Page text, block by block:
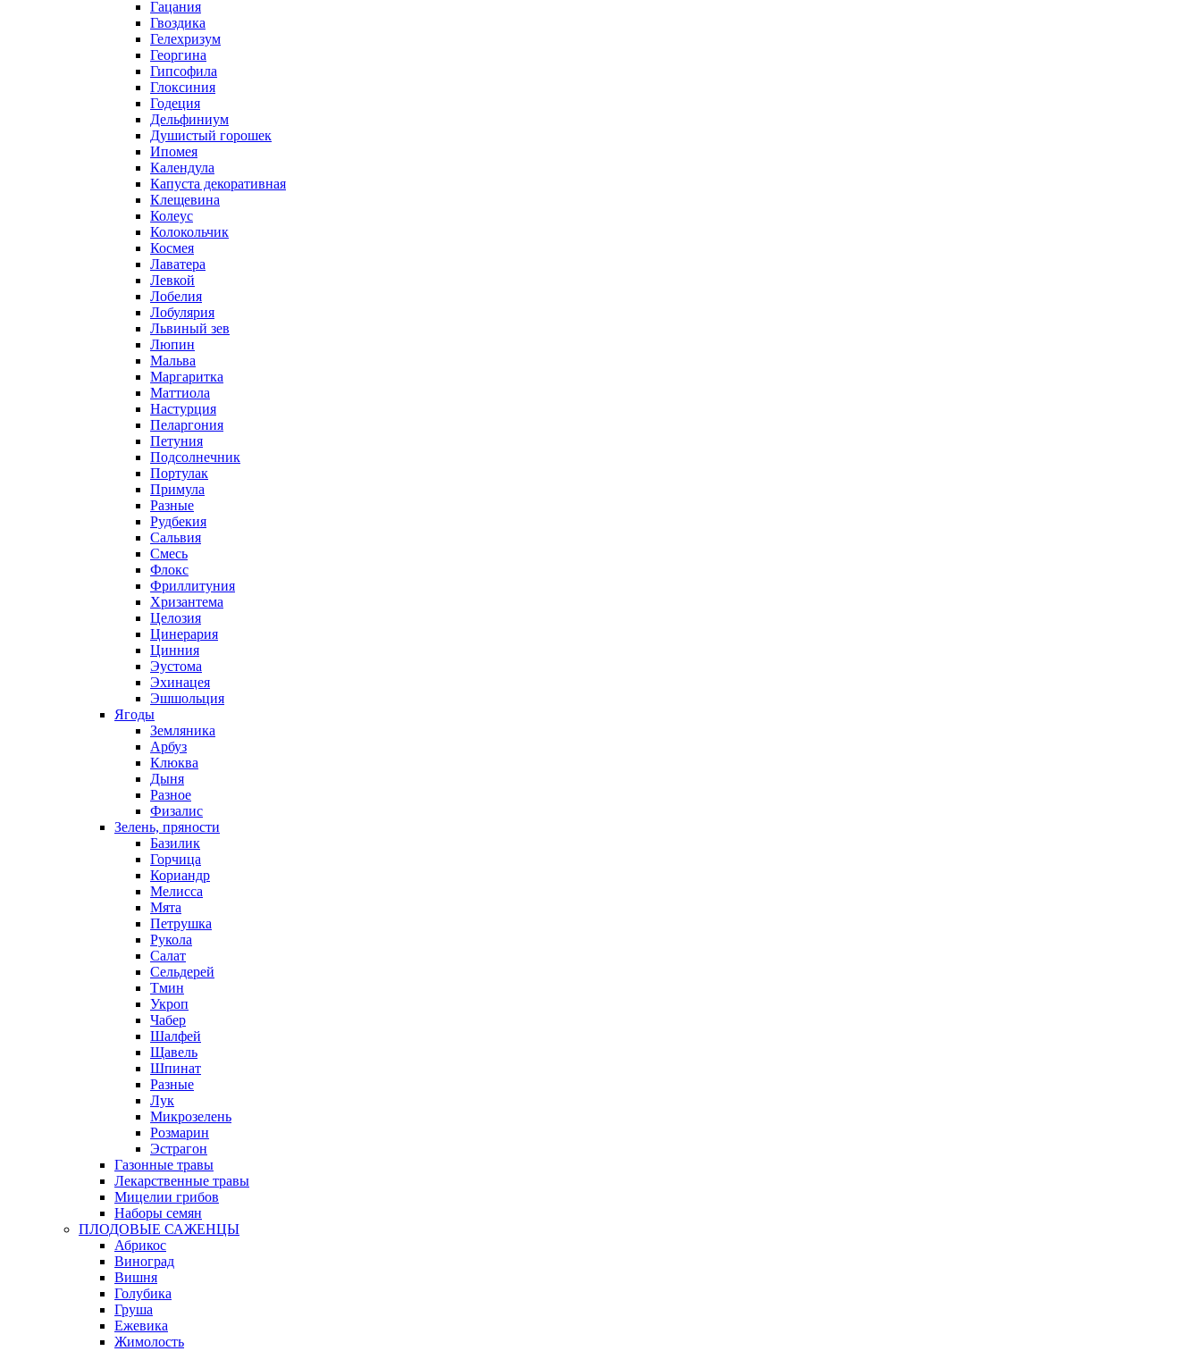
Гацания
Гвоздика
Гелехризум
Георгина
Гипсофила
Глоксиния
Годеция
Дельфиниум
Душистый горошек
Ипомея
Календула
Капуста декоративная
Клещевина
Колеус
Колокольчик
Космея
Лаватера
Левкой
Лобелия
Лобулярия
Львиный зев
Люпин
Мальва
Маргаритка
Маттиола
Настурция
Пеларгония
Петуния
Подсолнечник
Портулак
Примула
Разные
Рудбекия
Сальвия
Смесь
Флокс
Фриллитуния
Хризантема
Целозия
Цинерария
Цинния
Эустома
Эхинацея
Эшшольция
Ягоды
Земляника
Арбуз
Клюква
Дыня
Разное
Физалис
Зелень, пряности
Базилик
Горчица
Кориандр
Мелисса
Мята
Петрушка
Рукола
Салат
Сельдерей
Тмин
Укроп
Чабер
Шалфей
Щавель
Шпинат
Разные
Лук
Микрозелень
Розмарин
Эстрагон
Газонные травы
Лекарственные травы
Мицелии грибов
Наборы семян
ПЛОДОВЫЕ САЖЕНЦЫ
Абрикос
Виноград
Вишня
Голубика
Груша
Ежевика
Жимолость